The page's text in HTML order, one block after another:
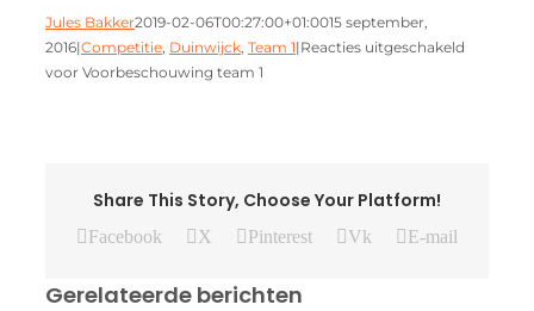
Jules Bakker2019-02-06T00:27:00+01:0015 september,
2016|Competitie, Duinwijck, Team 1|Reacties uitgeschakeld
voor Voorbeschouwing team 1
Share This Story, Choose Your Platform!
Facebook X Pinterest Vk E-mail
Gerelateerde berichten